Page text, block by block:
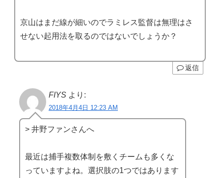
京山はまだ線が細いのでラミレス監督は無理はさ
せない起用法を取るのではないでしょうか？
返信
FIYS より:
2018年4月4日 12:23 AM
> 井野ファンさんへ
最近は捕手複数体制を敷くチームも多くな
っていますよね。選択肢の1つではあります